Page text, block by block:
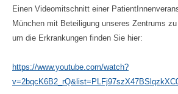
Einen Videomitschnitt einer
München mit Beteiligung unseres Zentrums
um die Erkrankungen finden Sie hier:
https://www.youtube.com/watch?